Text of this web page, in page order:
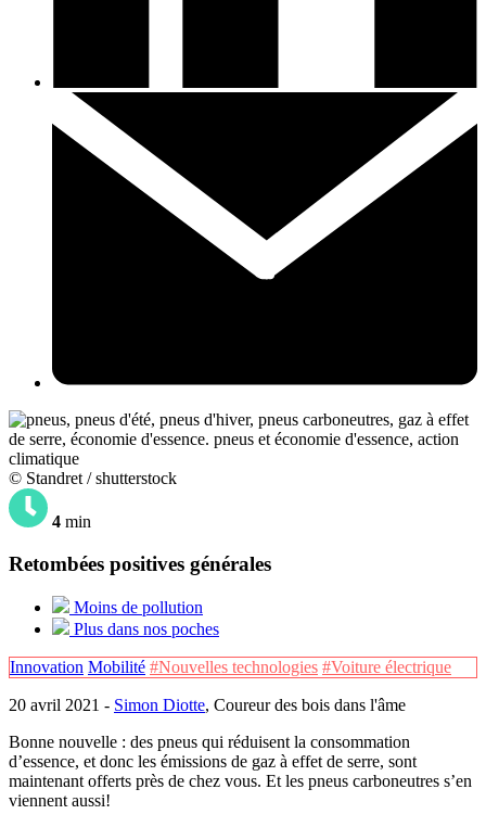
© Standret / shutterstock
4 min
Retombées positives générales
Moins de pollution
Plus dans nos poches
Innovation Mobilité #Nouvelles technologies #Voiture électrique
20 avril 2021 - Simon Diotte, Coureur des bois dans l'âme
Bonne nouvelle : des pneus qui réduisent la consommation
d’essence, et donc les émissions de gaz à effet de serre, sont
maintenant offerts près de chez vous. Et les pneus carboneutres s’en
viennent aussi!